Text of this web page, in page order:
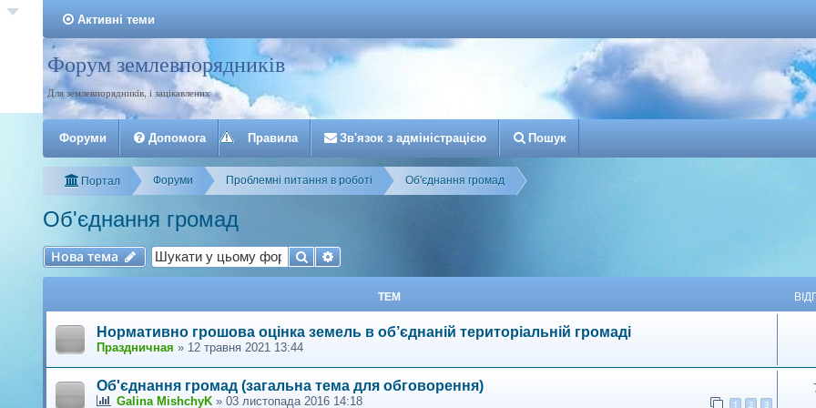
Активні теми
Реєстрація
Форум землевпорядників
Для землевпорядників, і зацікавлених
Форуми Допомога Правила Зв'язок з адміністрацією Пошук
Портал Форуми Проблемні питання в роботі Об'єднання громад
Об'єднання громад
Нова тема
Нова тема ПошукРозширений пошук
ТЕМ
Нормативно грошова оцінка земель в об’єднаній територіальній громаді
Праздничная » 12 травня 2021 13:44
Об'єднання громад (загальна тема для обговорення)
Galina MishchyK » 03 листопада 2016 14:18 1 2 3